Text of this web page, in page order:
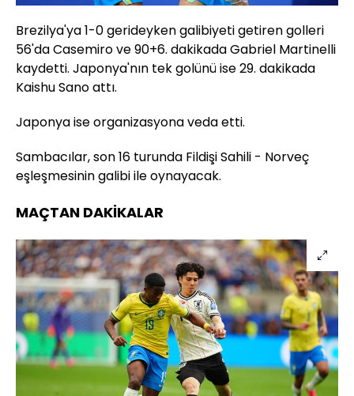
Brezilya'ya 1-0 gerideyken galibiyeti getiren golleri
56'da Casemiro ve 90+6. dakikada Gabriel Martinelli
kaydetti. Japonya'nın tek golünü ise 29. dakikada
Kaishu Sano attı.
Japonya ise organizasyona veda etti.
Sambacılar, son 16 turunda Fildişi Sahili - Norveç
eşleşmesinin galibi ile oynayacak.
MAÇTAN DAKİKALAR